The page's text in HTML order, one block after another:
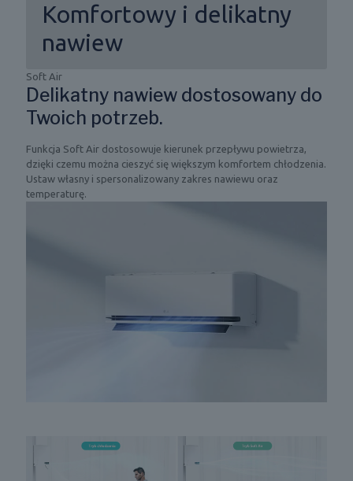
Komfortowy i delikatny
nawiew
Soft Air
Delikatny nawiew dostosowany do
Twoich potrzeb.
Funkcja Soft Air dostosowuje kierunek przepływu powietrza,
dzięki czemu można cieszyć się większym komfortem chłodzenia.
Ustaw własny i spersonalizowany zakres nawiewu oraz
temperaturę.